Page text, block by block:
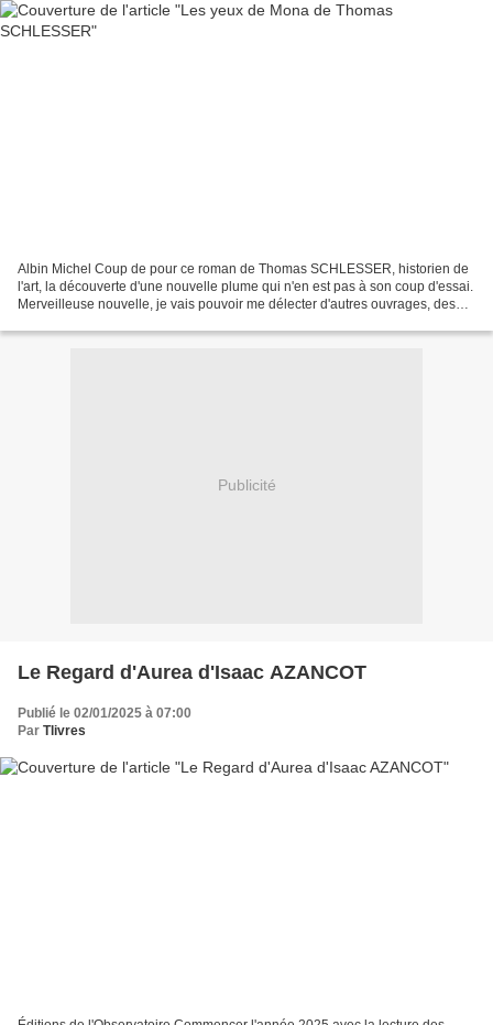
Albin Michel Coup de pour ce roman de Thomas SCHLESSER, historien de
l'art, la découverte d'une nouvelle plume qui n'en est pas à son coup d'essai.
Merveilleuse nouvelle, je vais pouvoir me délecter d'autres ouvrages, des
Publicité
Le Regard d'Aurea d'Isaac AZANCOT
Publié le 02/01/2025 à 07:00
Par Tlivres